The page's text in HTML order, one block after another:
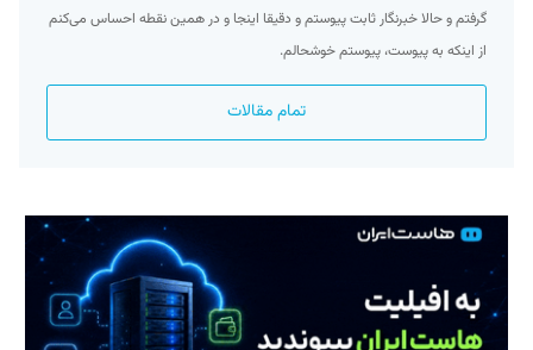
گرفتم و حالا خبرنگار ثابت پیوستم و دقیقا اینجا و در همین نقطه احساس می‌کنم
از اینکه به پیوست، پیوستم خوشحالم.
تمام مقالات